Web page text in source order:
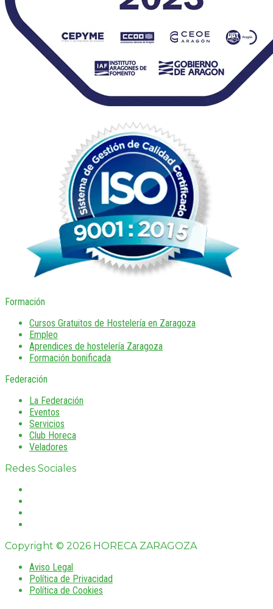
Formación
Cursos Gratuitos de Hostelería en Zaragoza
Empleo
Aprendices de hostelería Zaragoza
Formación bonificada
Federación
La Federación
Eventos
Servicios
Club Horeca
Veladores
Redes Sociales
Copyright © 2026 HORECA ZARAGOZA
Aviso Legal
Política de Privacidad
Política de Cookies